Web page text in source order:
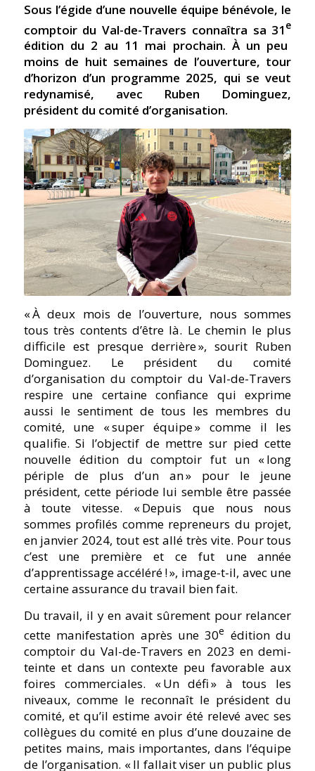
Sous l’égide d’une nouvelle équipe bénévole, le
comptoir du Val-de-Travers connaîtra sa 31 e
édition du 2 au 11 mai prochain. À un peu
moins de huit semaines de l’ouverture, tour
d’horizon d’un programme 2025, qui se veut
redynamisé, avec Ruben Dominguez,
président du comité d’organisation.
« À deux mois de l’ouverture, nous sommes
tous très contents d’être là. Le chemin le plus
difficile est presque derrière », sourit Ruben
Dominguez. Le président du comité
d’organisation du comptoir du Val-de-Travers
respire une certaine confiance qui exprime
aussi le sentiment de tous les membres du
comité, une « super équipe » comme il les
qualifie. Si l’objectif de mettre sur pied cette
nouvelle édition du comptoir fut un « long
périple de plus d’un an » pour le jeune
président, cette période lui semble être passée
à toute vitesse. « Depuis que nous nous
sommes profilés comme repreneurs du projet,
en janvier 2024, tout est allé très vite. Pour tous
c’est une première et ce fut une année
d’apprentissage accéléré ! », image-t-il, avec une
certaine assurance du travail bien fait.
Du travail, il y en avait sûrement pour relancer
cette manifestation après une 30e édition du
comptoir du Val-de-Travers en 2023 en demi-
teinte et dans un contexte peu favorable aux
foires commerciales. « Un défi » à tous les
niveaux, comme le reconnaît le président du
comité, et qu’il estime avoir été relevé avec ses
collègues du comité en plus d’une douzaine de
petites mains, mais importantes, dans l’équipe
de l’organisation. « Il fallait viser un public plus